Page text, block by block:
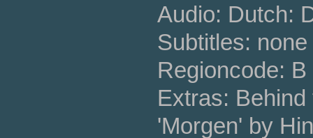
Audio: Dutch:
Subtitles: none
Regioncode: B
Extras:
'Morgen' by